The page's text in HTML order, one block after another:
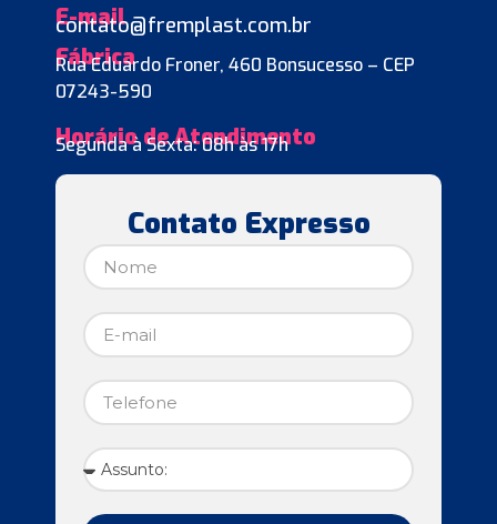
E-mail
contato@fremplast.com.br
Fábrica
Rua Eduardo Froner, 460 Bonsucesso – CEP
07243-590
Horário de Atendimento
Segunda à Sexta: 08h às 17h
Contato Expresso